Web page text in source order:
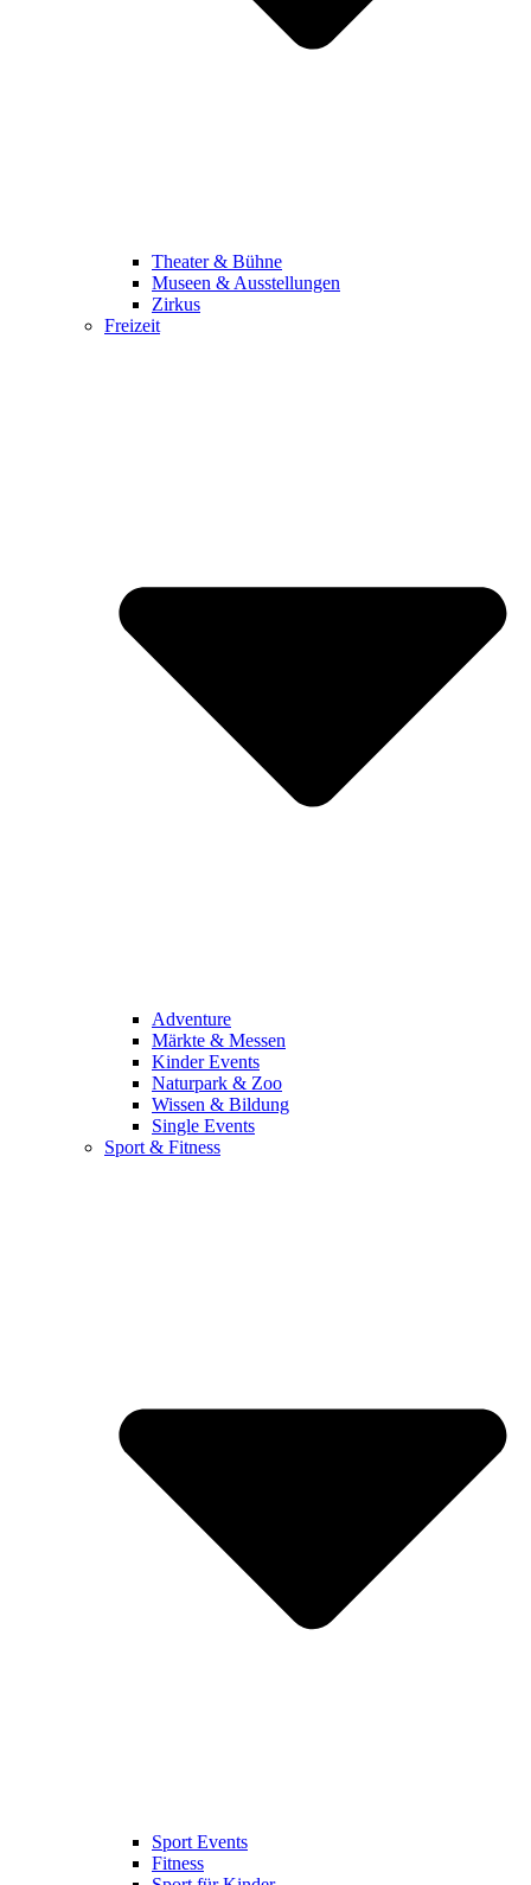
Theater & Bühne
Museen & Ausstellungen
Zirkus
Freizeit
Adventure
Märkte & Messen
Kinder Events
Naturpark & Zoo
Wissen & Bildung
Single Events
Sport & Fitness
Sport Events
Fitness